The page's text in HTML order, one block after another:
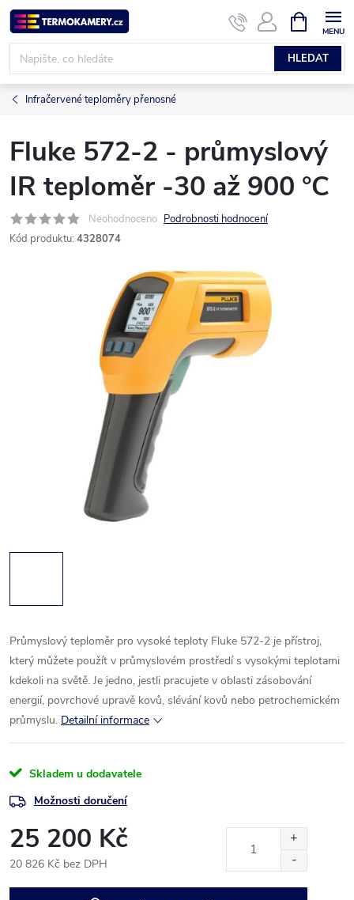
Přejít
na
obsah
HLEDAT
NÁKUPNÍ
KOŠÍK
Infračervené teploměry přenosné
Fluke 572-2 - průmyslový
IR teploměr -30 až 900 °C
Neohodnoceno Podrobnosti hodnocení
Kód produktu: 4328074
Průmyslový teploměr pro vysoké teploty Fluke 572-2 je přístroj,
který můžete použít v průmyslovém prostředí s vysokými teplotami
kdekoli na světě. Je jedno, jestli pracujete v oblasti zásobování
energií, povrchové upravě kovů, slévání kovů nebo petrochemickém
průmyslu. Detailní informace
Skladem u dodavatele
Možnosti doručení
25 200 Kč
20 826 Kč bez DPH